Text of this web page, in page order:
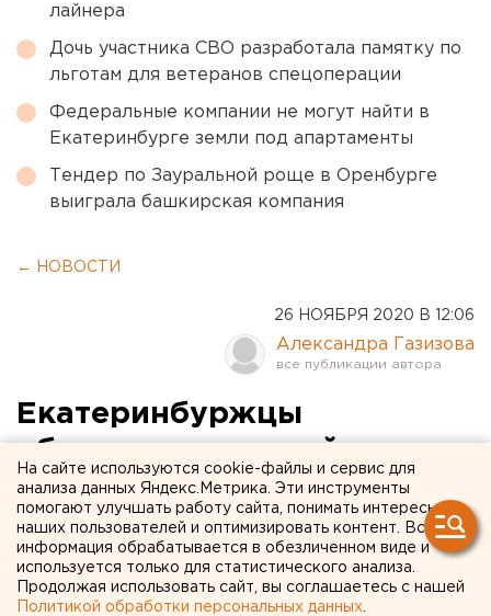
лайнера
Дочь участника СВО разработала памятку по
льготам для ветеранов спецоперации
Федеральные компании не могут найти в
Екатеринбурге земли под апартаменты
Тендер по Зауральной роще в Оренбурге
выиграла башкирская компания
← НОВОСТИ
26 НОЯБРЯ 2020 В 12:06
Александра Газизова
Екатеринбуржцы
обеспокоены идеей
производства аппаратов
ИВЛ в центре города
На сайте используются cookie-файлы и сервис для
анализа данных Яндекс.Метрика. Эти инструменты
помогают улучшать работу сайта, понимать интересы
наших пользователей и оптимизировать контент. Вся
информация обрабатывается в обезличенном виде и
используется только для статистического анализа.
Продолжая использовать сайт, вы соглашаетесь с нашей
Политикой обработки персональных данных